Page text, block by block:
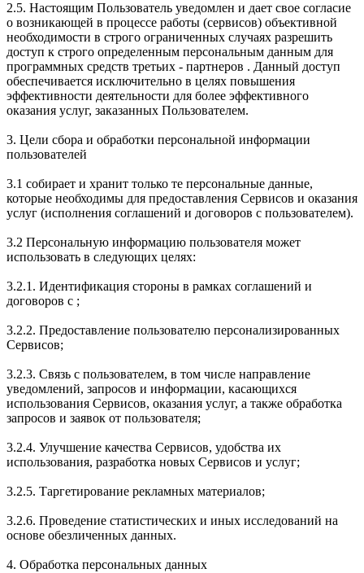
2.5. Настоящим Пользователь уведомлен и дает свое согласие
о возникающей в процессе работы (сервисов) объективной
необходимости в строго ограниченных случаях разрешить
доступ к строго определенным персональным данным для
программных средств третьих - партнеров . Данный доступ
обеспечивается исключительно в целях повышения
эффективности деятельности для более эффективного
оказания услуг, заказанных Пользователем.
3. Цели сбора и обработки персональной информации
пользователей
3.1 собирает и хранит только те персональные данные,
которые необходимы для предоставления Сервисов и оказания
услуг (исполнения соглашений и договоров с пользователем).
3.2 Персональную информацию пользователя может
использовать в следующих целях:
3.2.1. Идентификация стороны в рамках соглашений и
договоров с ;
3.2.2. Предоставление пользователю персонализированных
Сервисов;
3.2.3. Связь с пользователем, в том числе направление
уведомлений, запросов и информации, касающихся
использования Сервисов, оказания услуг, а также обработка
запросов и заявок от пользователя;
3.2.4. Улучшение качества Сервисов, удобства их
использования, разработка новых Сервисов и услуг;
3.2.5. Таргетирование рекламных материалов;
3.2.6. Проведение статистических и иных исследований на
основе обезличенных данных.
4. Обработка персональных данных